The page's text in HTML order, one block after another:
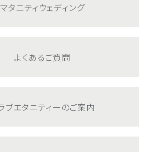
マタニティウェディング
よくあるご質問
ブエタニティーのご案内